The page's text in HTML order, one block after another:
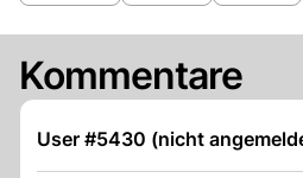
Kommentare
User #5430 (nicht